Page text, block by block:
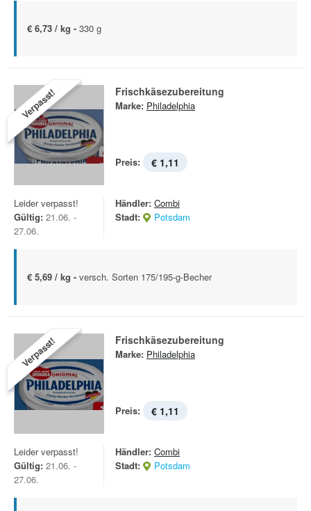
€ 6,73 / kg - 330 g
Verpasst! Frischkäsezubereitung
Marke: Philadelphia
Preis: € 1,11
Leider verpasst!
Gültig: 21.06. -
27.06.
Händler: Combi
Stadt:
Potsdam
€ 5,69 / kg - versch. Sorten 175/195-g-Becher
Verpasst! Frischkäsezubereitung
Marke: Philadelphia
Preis: € 1,11
Leider verpasst!
Gültig: 21.06. -
27.06.
Händler: Combi
Stadt:
Potsdam